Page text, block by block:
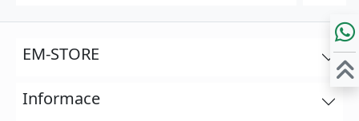
EM-STORE
Informace